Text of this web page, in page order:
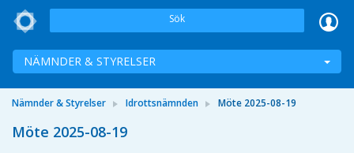
Sök
NÄMNDER & STYRELSER
Nämnder & Styrelser Idrottsnämnden Möte 2025-08-19
Möte 2025-08-19